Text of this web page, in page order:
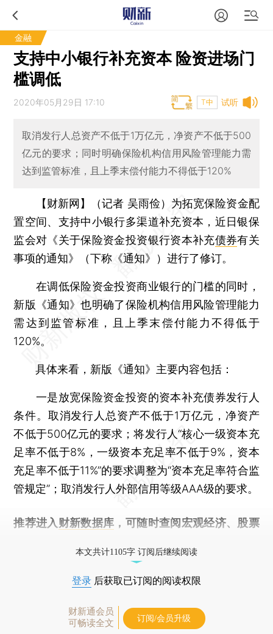
金融
支持中小银行补充资本 险资进场门
槛调低
试听
2020年05月29日 17:10 T中
取消发行人总资产不低于1万亿元，净资产不低于500
亿元的要求；同时明确保险机构信用风险管理能力需
达到监管标准，且上季末偿付能力不得低于120%
【财新网】（记者 吴雨俭） 为拓宽保险资金配
置空间、支持中小银行多渠道补充资本，近日银保
监会对《关于保险资金投资银行资本补充债券有关
事项的通知》（下称《通知》）进行了修订。
在调低保险资金投资商业银行的门槛的同时，
新版《通知》也明确了保险机构信用风险管理能力
需达到监管标准，且上季末偿付能力不得低于
120%。
具体来看，新版《通知》主要内容包括：
一是放宽保险资金投资的资本补充债券发行人
条件。取消发行人总资产不低于1万亿元，净资产
不低于500亿元的要求；将发行人“核心一级资本充
足率不低于8%，一级资本充足率不低于9%，资本
充足率不低于11%”的要求调整为“资本充足率符合监
管规定”；取消发行人外部信用等级AAA级的要求。
推荐进入 财新数据库 ，可随时查阅宏观经济、股票
本文共计1105字 订阅后继续阅读
登录 后获取已订阅的阅读权限
财新通会员
可畅读全文
订阅/会员升级